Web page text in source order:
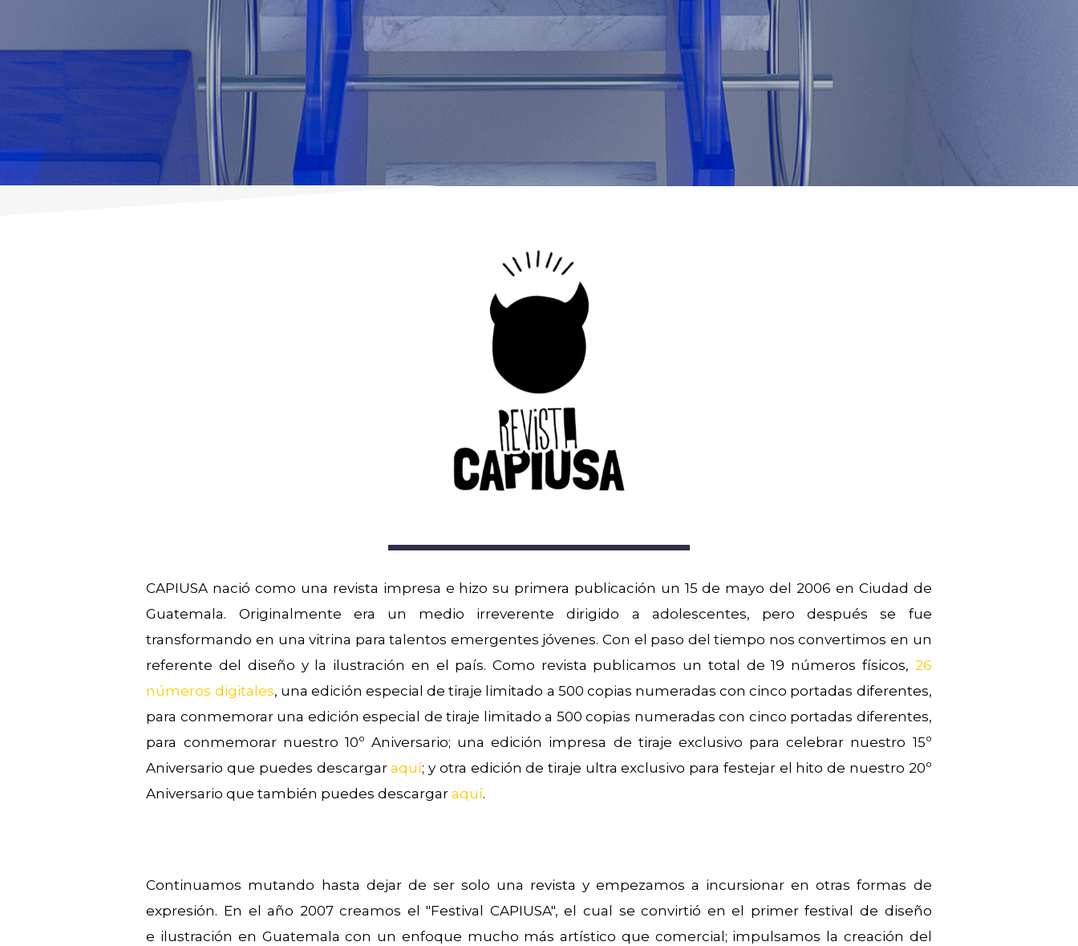
CAPIUSA nació como una revista impresa e hizo su primera publicación un 15 de mayo del 2006 en Ciudad de
Guatemala. Originalmente era un medio irreverente dirigido a adolescentes, pero después se fue
transformando en una vitrina para talentos emergentes jóvenes. Con el paso del tiempo nos convertimos en un
referente del diseño y la ilustración en el país. Como revista publicamos un total de 19 números físicos, 26
números digitales, una edición especial de tiraje limitado a 500 copias numeradas con cinco portadas diferentes,
para conmemorar una edición especial de tiraje limitado a 500 copias numeradas con cinco portadas diferentes,
para conmemorar nuestro 10º Aniversario; una edición impresa de tiraje exclusivo para celebrar nuestro 15º
Aniversario que puedes descargaraquí; y otra edición de tiraje ultra exclusivo para festejar el hito de nuestro 20º
Aniversario que también puedes descargaraquí.
Continuamos mutando hasta dejar de ser solo una revista y empezamos a incursionar en otras formas de
expresión. En el año 2007 creamos el "Festival CAPIUSA", el cual se convirtió en el primer festival de diseño
e ilustración en Guatemala con un enfoque mucho más artístico que comercial; impulsamos la creación del